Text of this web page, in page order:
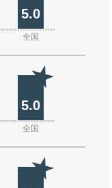
5.0
全国
5.0
全国